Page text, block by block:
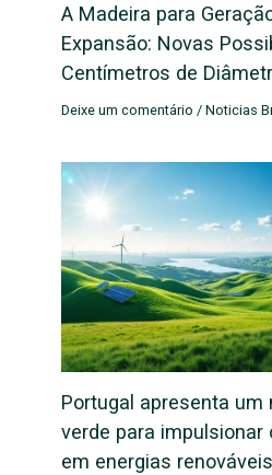
A Madeira para
Expansão: Novas
Centímetros de
Deixe um comentário /Noticias
Portugal apresenta um
verde para
em energias renováveis